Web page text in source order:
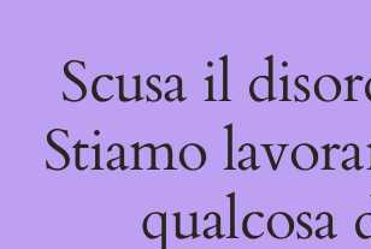
Scusa il
Stiamo
qualcosa